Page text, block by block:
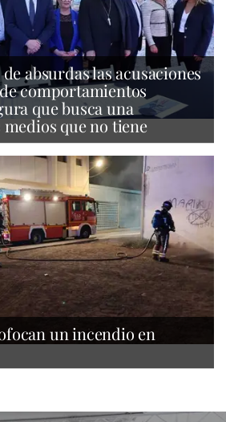
absurdas las acusaciones
comportamientos
que busca una
que no tiene
un incendio en